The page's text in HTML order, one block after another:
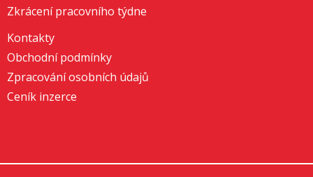
Zkrácení pracovního týdne
Kontakty
Obchodní podmínky
Zpracování osobních údajů
Ceník inzerce